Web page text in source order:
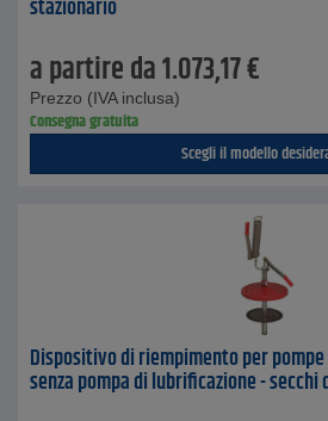
stazionario
a partire da1.073,17€
Prezzo (IVA inclusa)
Consegna gratuita
Scegli il modello
Dispositivo di riempimento per
senza pompa di lubrificazione - secchi